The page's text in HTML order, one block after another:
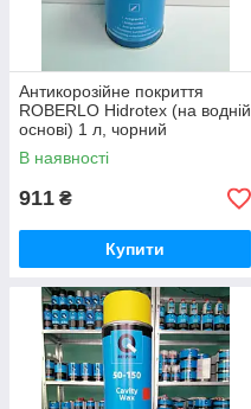
Антикорозійне покриття
ROBERLO Hidrotex (на водній
основі) 1 л, чорний
В наявності
911 ₴
Купити